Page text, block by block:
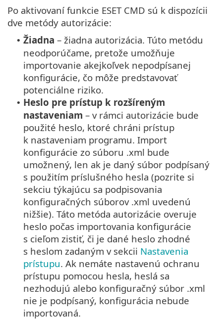
Po aktivovaní funkcie ESET CMD sú k dispozícii
dve metódy autorizácie:
• Žiadna – žiadna autorizácia. Túto metódu
neodporúčame, pretože umožňuje
importovanie akejkoľvek nepodpísanej
konfigurácie, čo môže predstavovať
potenciálne riziko.
• Heslo pre prístup k rozšíreným
nastaveniam – v rámci autorizácie bude
použité heslo, ktoré chráni prístup
k nastaveniam programu. Import
konfigurácie zo súboru .xml bude
umožnený, len ak je daný súbor podpísaný
s použitím príslušného hesla (pozrite si
sekciu týkajúcu sa podpisovania
konfiguračných súborov .xml uvedenú
nižšie). Táto metóda autorizácie overuje
heslo počas importovania konfigurácie
s cieľom zistiť, či je dané heslo zhodné
s heslom zadaným v sekcii Nastavenia
prístupu. Ak nemáte nastavenú ochranu
prístupu pomocou hesla, heslá sa
nezhodujú alebo konfiguračný súbor .xml
nie je podpísaný, konfigurácia nebude
importovaná.